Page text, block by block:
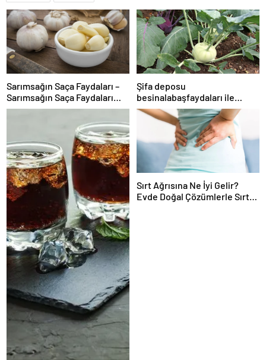
Sarımsağın Saça Faydaları –
Sarımsağın Saça Faydaları
Nelerdir, Nasıl Uygulanır?
Şifa deposu
besinalabaşfaydaları ile
şaşırtıyor! İşte kanserden
koruyan mucize besin
Sırt Ağrısına Ne İyi Gelir?
Evde Doğal Çözümlerle Sırt